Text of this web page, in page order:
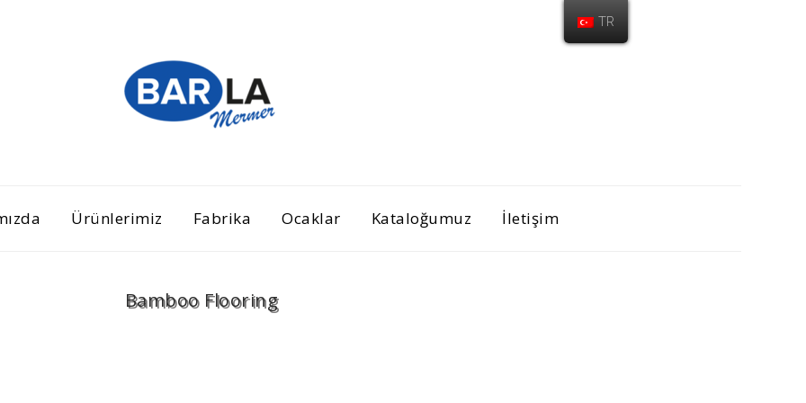
Ürünlerimiz Fabrika Ocaklar Kataloğumuz İletişim
Bamboo Flooring
TR